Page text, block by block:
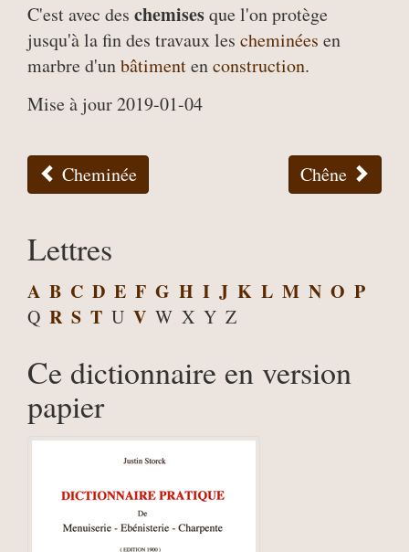
C'est avec des chemisesque l'on protège
jusqu'à la fin des travaux les cheminées en
marbre d'unbâtimentenconstruction.
Mise à jour 2019-01-04
Cheminée Chêne
Lettres
A B C D E F G H I J K L M N O P
Q R S T U V W X Y Z
Ce dictionnaire en version
papier